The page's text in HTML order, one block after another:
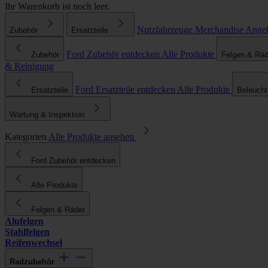
Ihr Warenkorb ist noch leer.
Zubehör Ersatzteile Nutzfahrzeuge Merchandise
Zubehör Ford Zubehör entdecken Alle Produkte Felgen &
& Reinigung
Ersatzteile Ford Ersatzteile entdecken Alle Produkte
Wartung & Inspektion
Kategorien Alle Produkte ansehen
Ford Zubehör entdecken
Alle Produkte
Felgen & Räder
Alufelgen
Stahlfelgen
Reifenwechsel
Radzubehör